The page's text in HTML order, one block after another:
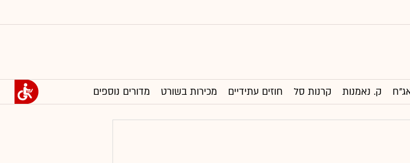
ק. נאמנות קרנות סל חוזים עתידיים מכירות בשורט מדורים נוספים